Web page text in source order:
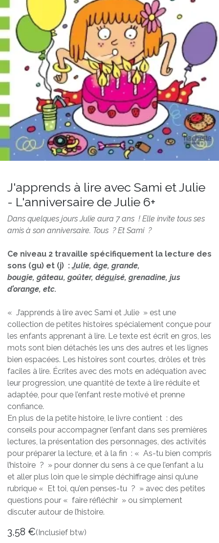
J'apprends à lire avec Sami et Julie
- L'anniversaire de Julie 6+
Dans quelques jours Julie aura 7 ans ! Elle invite tous ses
amis à son anniversaire. Tous ? Et Sami ?
Ce niveau 2 travaille spécifiquement la lecture des
sons (gu) et (j) :Julie, âge, grande,
bougie, gâteau, goûter, déguisé, grenadine, jus
d’orange, etc.
« J’apprends à lire avec Sami et Julie » est une
collection de petites histoires spécialement conçue pour
les enfants apprenant à lire. Le texte est écrit en gros, les
mots sont bien détachés les uns des autres et les lignes
bien espacées. Les histoires sont courtes, drôles et très
faciles à lire. Écrites avec des mots en adéquation avec
leur progression, une quantité de texte à lire réduite et
adaptée, pour que l’enfant reste motivé et prenne
confiance.
En plus de la petite histoire, le livre contient : des
conseils pour accompagner l’enfant dans ses premières
lectures, la présentation des personnages, des activités
pour préparer la lecture, et à la fin : « As-tu bien compris
l’histoire ? » pour donner du sens à ce que l’enfant a lu
et aller plus loin que le simple déchiffrage ainsi qu’une
rubrique « Et toi, qu’en penses-tu ? » avec des petites
questions pour « faire réfléchir » ou simplement
discuter autour de l’histoire.
3,58 €(Inclusief btw)